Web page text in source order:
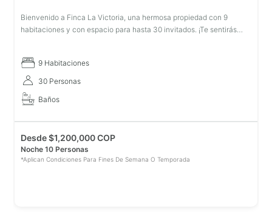
Bienvenido a Finca La Victoria, una hermosa propiedad con 9
habitaciones y con espacio para hasta 30 invitados. ¡Te sentirás
9 Habitaciones
30 Personas
Baños
Desde$1,200,000 COP
Noche 10 Personas
*Aplican Condiciones Para Fines De Semana O Temporada